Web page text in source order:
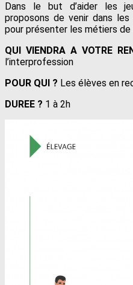
Dans le but d’aider les
proposons de venir dans
pour présenter les métiers
QUI VIENDRA A VOTRE
l’interprofession
POUR QUI ? Les élèves en
DUREE ? 1 à 2h